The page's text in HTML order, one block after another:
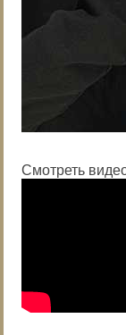
Смотреть